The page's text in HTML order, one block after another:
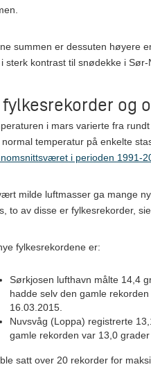
summen er dessuten høyere
sterk kontrast til snødekke i
fylkesrekorder og
i mars varierte fra
temperatur på enkelte
i perioden 1991-
milde luftmasser ga mange
to av disse er fylkesrekorder,
fylkesrekordene er:
Sørkjosen lufthavn målte 14,4
hadde selv den gamle
16.03.2015.
Nuvsvåg (Loppa) registrerte
gamle rekorden var 13,0
satt over 20 rekorder for